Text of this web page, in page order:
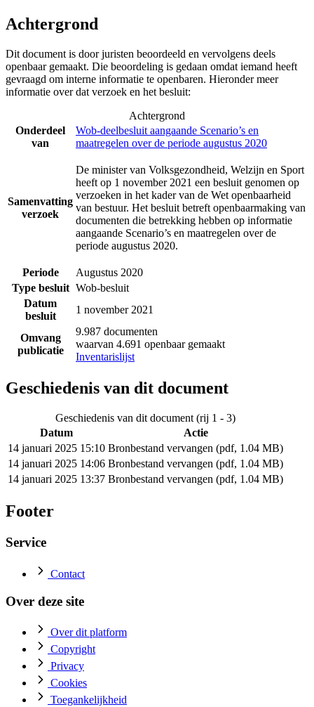
Achtergrond
Dit document is door juristen beoordeeld en vervolgens deels
openbaar gemaakt. Die beoordeling is gedaan omdat iemand heeft
gevraagd om interne informatie te openbaren. Hieronder meer
informatie over dat verzoek en het besluit:
Achtergrond
Onderdeel
van
Wob-deelbesluit aangaande Scenario’s en
maatregelen over de periode augustus 2020
Samenvatting
verzoek
De minister van Volksgezondheid, Welzijn en Sport
heeft op 1 november 2021 een besluit genomen op
verzoeken in het kader van de Wet openbaarheid
van bestuur. Het besluit betreft openbaarmaking van
documenten die betrekking hebben op informatie
aangaande Scenario’s en maatregelen over de
periode augustus 2020.
Periode
Augustus 2020
Type besluit Wob-besluit
Datum
besluit
1 november 2021
Omvang
publicatie
9.987 documenten
waarvan 4.691 openbaar gemaakt
Inventarislijst
Geschiedenis van dit document
Geschiedenis van dit document (rij 1 - 3)
Datum
Actie
14 januari 2025 15:10 Bronbestand vervangen (pdf, 1.04 MB)
14 januari 2025 14:06 Bronbestand vervangen (pdf, 1.04 MB)
14 januari 2025 13:37 Bronbestand vervangen (pdf, 1.04 MB)
Footer
Service
Contact
Over deze site
Over dit platform
Copyright
Privacy
Cookies
Toegankelijkheid